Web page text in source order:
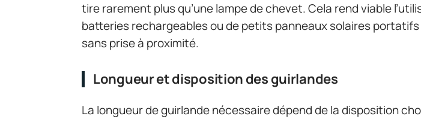
tire rarement plus qu’une lampe de chevet. Cela rend viable
batteries rechargeables ou de petits panneaux solaires
sans prise à proximité.
Longueur et disposition des guirlandes
La longueur de guirlande nécessaire dépend de la disposition